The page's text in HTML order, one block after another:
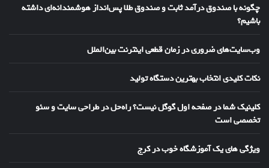
چگونه با صندوق درآمد ثابت و صندوق طلا پس‌انداز هوشمندانه‌ای داشته
باشیم؟
وب‌سایت‌های ضروری در زمان قطعی اینترنت بین‌الملل
نکات کلیدی انتخاب بهترین دستگاه تولید
کلینیک شما در صفحه اول گوگل نیست؟ راه‌حل در طراحی سایت و سئو
تخصصی است
ویژگی های یک آموزشگاه خوب در کرج